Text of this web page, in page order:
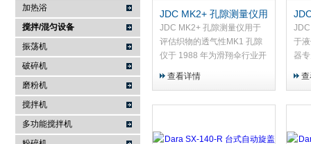
加热浴
搅拌/混匀设备
振荡机
破碎机
磨粉机
搅拌机
多功能搅拌机
JDC MK2+ 孔隙测量仪用
于评估织物的透气性
JDC MK2+ 孔隙测量仪用于
评估织物的透气性MK1 孔隙
仪于 1988 年为滑翔伞行业开
界参考，销量达数千台。可靠
查看详情
器
于
器